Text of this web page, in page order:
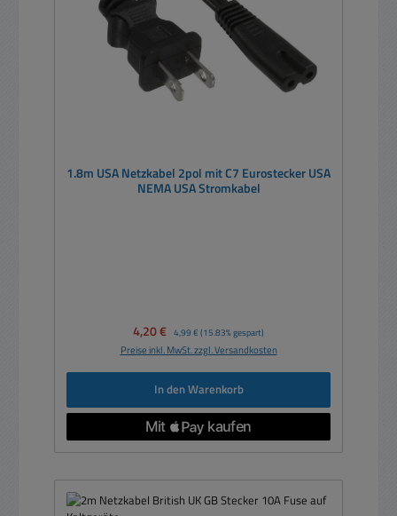
1.8m USA Netzkabel 2pol mit C7 Eurostecker USA
NEMA USA Stromkabel
Verkaufspreis:
4,20 € Regulärer Preis:
4,99 € (15.83% gespart)
Preise inkl. MwSt. zzgl. Versandkosten
In den Warenkorb